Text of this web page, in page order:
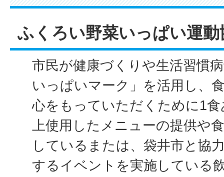
ふくろい野菜いっぱい運
市民が健康づくりや生活習慣
いっぱいマーク」を活用し、
心をもっていただくために1
上使用したメニューの提供や
しているまたは、袋井市と協
するイベントを実施している